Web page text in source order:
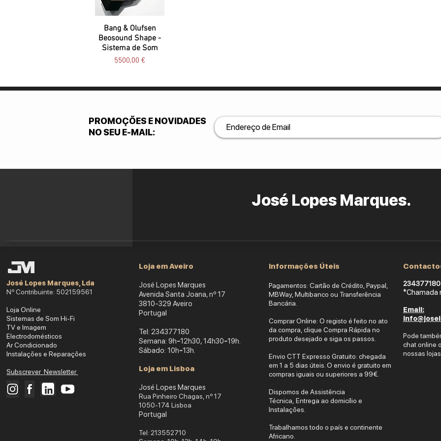
Bang & Olufsen
Beosound Shape -
Sistema de Som
Preço
5500,00 €
PROMOÇÕES E NOVIDADES
NO SEU E-MAIL:
José Lopes Marques.
José Lopes Marques, Lda
Nº Contribuinte: 502159561
Loja Online
Sistemas de Som Hi-Fi
TV e Imagem
Electrodomésticos
Ar Condicionado
Instalações e Reparações
SubscreverNewsletter
Loja em Aveiro
José Lopes Marques
Avenida Santa Joana, nº 17
3810-329 Aveiro
Portugal
​Tel: 234377180
Semana: 9h-12h30, 14h30-19h.
Sábado: 10h-13h.
Loja em Lisboa
José Lopes Marques
Rua Pinheiro Chagas, nº 17
1050-174 Lisboa
Portugal
​Tel: 213552710
Informações Úteis
Pagamentos: Cartão de Crédito, Paypal,
MBWay, Multibanco ou Transferência
Bancária.
Comprar Online: O registo é feito no ato
da compra, clique Compra Rápida no
produto desejado e siga os passos.
Envio CTT Expresso Gratuito: chegada
em 1 a 5 dias úteis. O envio é gratuito em
compras iguais ou superiores a 99€.
Dispomos de Assistência
Técnica, Entrega ao domicílio e
Instalações.
Trabalhamos todo o país e continente
Africano.
*Chamada
Email:
Pode
chat online
nossas lojas